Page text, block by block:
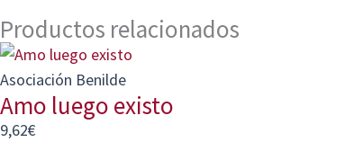
Productos relacionados
Asociación Benilde
Amo luego existo
9,62€